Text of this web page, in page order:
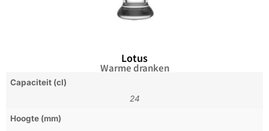
Lotus
Warme dranken
Capaciteit (cl)
24
Hoogte (mm)